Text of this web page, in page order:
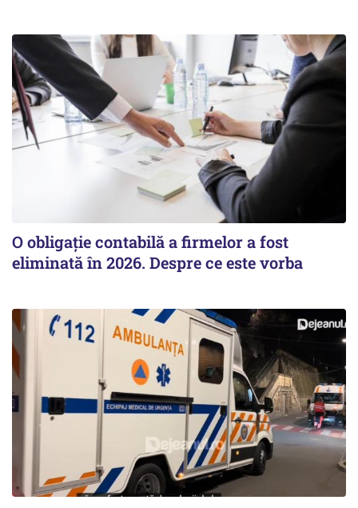
O obligație contabilă a firmelor a fost
eliminată în 2026. Despre ce este vorba